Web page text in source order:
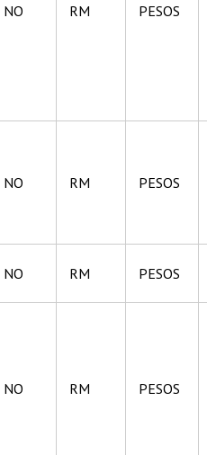
NO RM PESOS
NO RM PESOS
NO RM PESOS
NO RM PESOS